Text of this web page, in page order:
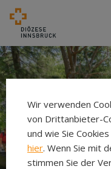
Wir verwenden
von Drittanbieter-
und wie Sie
hier. Wenn Sie mit
stimmen Sie der